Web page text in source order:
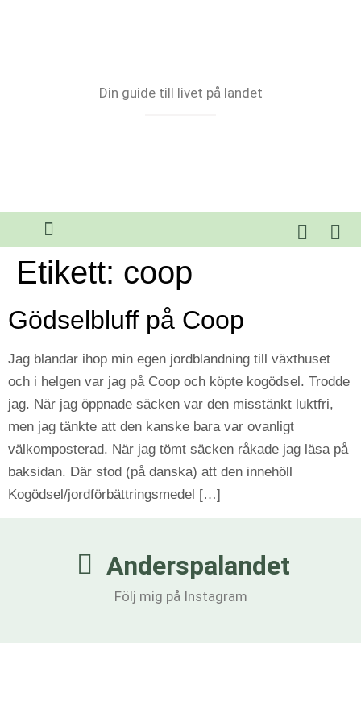
Din guide till livet på landet
Etikett: coop
Gödselbluff på Coop
Jag blandar ihop min egen jordblandning till växthuset
och i helgen var jag på Coop och köpte kogödsel. Trodde
jag. När jag öppnade säcken var den misstänkt luktfri,
men jag tänkte att den kanske bara var ovanligt
välkomposterad. När jag tömt säcken råkade jag läsa på
baksidan. Där stod (på danska) att den innehöll
Kogödsel/jordförbättringsmedel […]
Anderspalandet
Följ mig på Instagram